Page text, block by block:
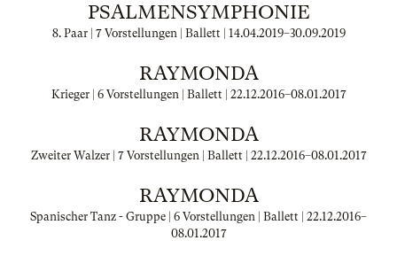
PSALMENSYMPHONIE
8. Paar | 7 Vorstellungen | Ballett | 14.04.2019–30.09.2019
RAYMONDA
Krieger | 6 Vorstellungen | Ballett | 22.12.2016–08.01.2017
RAYMONDA
Zweiter Walzer | 7 Vorstellungen | Ballett | 22.12.2016–08.01.2017
RAYMONDA
Spanischer Tanz - Gruppe | 6 Vorstellungen | Ballett | 22.12.2016–
08.01.2017